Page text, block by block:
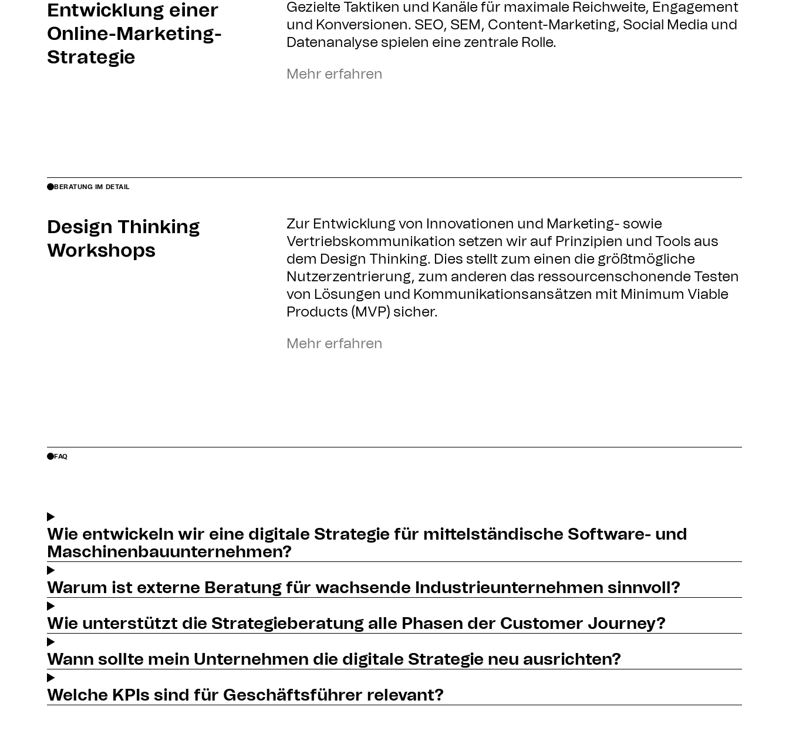
Entwicklung einer
Online-Marketing-
Strategie
Gezielte Taktiken und Kanäle für maximale Reichweite, Engagement
und Konversionen. SEO, SEM, Content-Marketing, Social Media und
Datenanalyse spielen eine zentrale Rolle.
Mehr erfahren
BERATUNG IM DETAIL
Design Thinking
Workshops
Zur Entwicklung von Innovationen und Marketing- sowie
Vertriebskommunikation setzen wir auf Prinzipien und Tools aus
dem Design Thinking. Dies stellt zum einen die größtmögliche
Nutzerzentrierung, zum anderen das ressourcenschonende Testen
von Lösungen und Kommunikationsansätzen mit Minimum Viable
Products (MVP) sicher.
Mehr erfahren
FAQ
Wie entwickeln wir eine digitale Strategie für mittelständische Software- und
Maschinenbauunternehmen?
Warum ist externe Beratung für wachsende Industrieunternehmen sinnvoll?
Wie unterstützt die Strategieberatung alle Phasen der Customer Journey?
Wann sollte mein Unternehmen die digitale Strategie neu ausrichten?
Welche KPIs sind für Geschäftsführer relevant?